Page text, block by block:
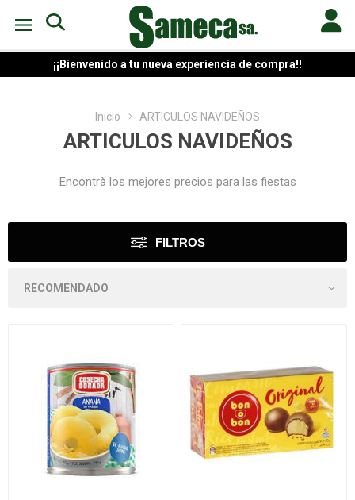
¡¡Bienvenido a tu nueva experiencia de compra!!
Inicio ARTICULOS NAVIDEÑOS
ARTICULOS NAVIDEÑOS
Encontrà los mejores precios para las fiestas
FILTROS